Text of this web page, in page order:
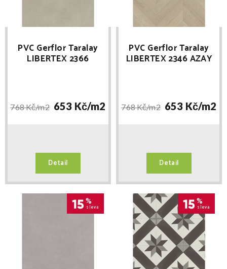
PVC Gerflor Taralay
LIBERTEX 2366
768 Kč/m2 653 Kč/m2
Detail
PVC Gerflor Taralay
LIBERTEX 2346 AZAY
768 Kč/m2 653 Kč/m2
Detail
15 %
sleva 15 %
sleva